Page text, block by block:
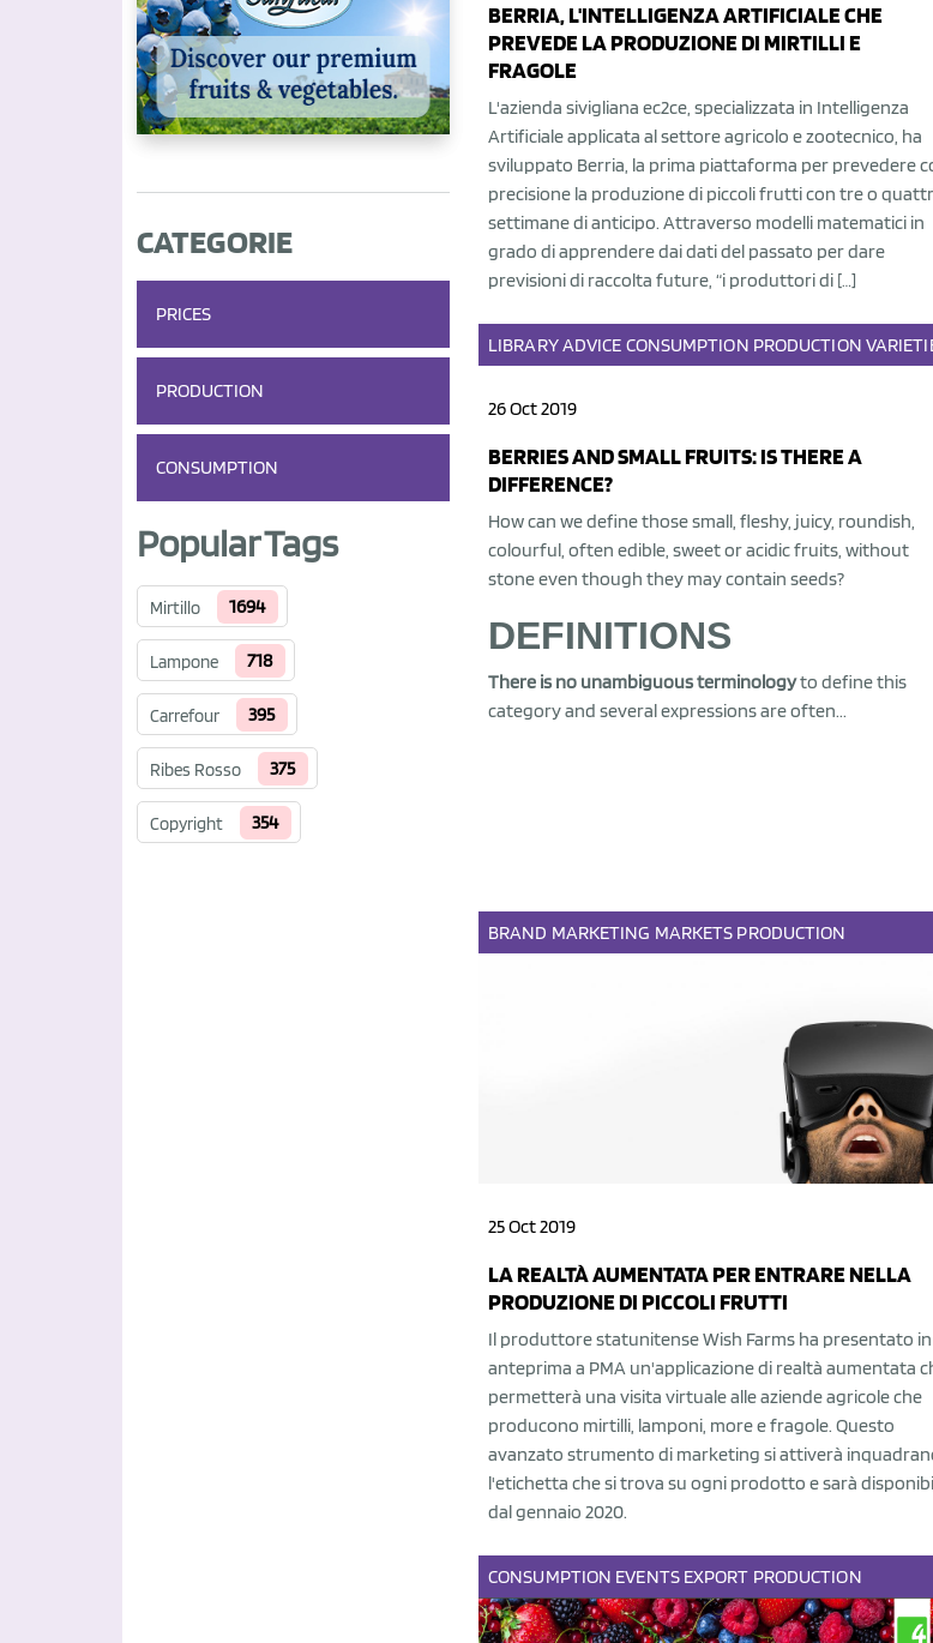
CATEGORIE
PRICES
PRODUCTION
CONSUMPTION
Popular Tags
Mirtillo 1694
Lampone 718
Carrefour 395
Ribes Rosso 375
Copyright 354
BERRIA, L'INTELLIGENZA ARTIFICIALE CHE
PREVEDE LA PRODUZIONE DI MIRTILLI E
FRAGOLE
L'azienda sivigliana ec2ce, specializzata in Intelligenza
Artificiale applicata al settore agricolo e zootecnico, ha
sviluppato Berria, la prima piattaforma per prevedere
precisione la produzione di piccoli frutti con tre o
settimane di anticipo. Attraverso modelli matematici in
grado di apprendere dai dati del passato per dare
previsioni di raccolta future, “i produttori di […]
LIBRARYADVICE CONSUMPTION PRODUCTION
26 Oct 2019
BERRIES AND SMALL FRUITS: IS THERE A
DIFFERENCE?
How can we define those small, fleshy, juicy, roundish,
colourful, often edible, sweet or acidic fruits, without
stone even though they may contain seeds?
DEFINITIONS
There is no unambiguous terminologyto define this
category and several expressions are often...
BRAND MARKETING MARKETS PRODUCTION
25 Oct 2019
LA REALTÀ AUMENTATA PER ENTRARE NELLA
PRODUZIONE DI PICCOLI FRUTTI
Il produttore statunitense Wish Farms ha presentato in
anteprima a PMA un'applicazione di realtà aumentata
permetterà una visita virtuale alle aziende agricole che
producono mirtilli, lamponi, more e fragole. Questo
avanzato strumento di marketing si attiverà
l'etichetta che si trova su ogni prodotto e sarà
dal gennaio 2020.
CONSUMPTION EVENTS EXPORT PRODUCTION